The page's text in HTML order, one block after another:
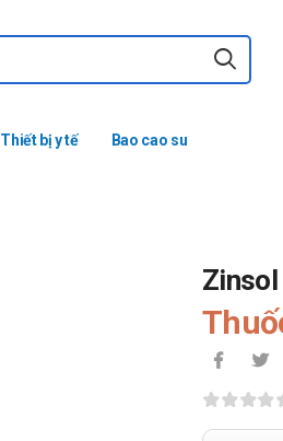
Thiết bị y tế Bao cao su
Zinsol